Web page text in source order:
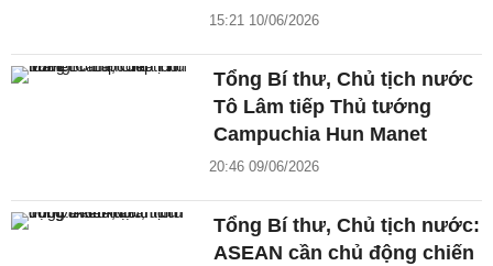
15:21 10/06/2026
Tổng Bí thư, Chủ tịch nước
Tô Lâm tiếp Thủ tướng
Campuchia Hun Manet
20:46 09/06/2026
Tổng Bí thư, Chủ tịch nước:
ASEAN cần chủ động chiến